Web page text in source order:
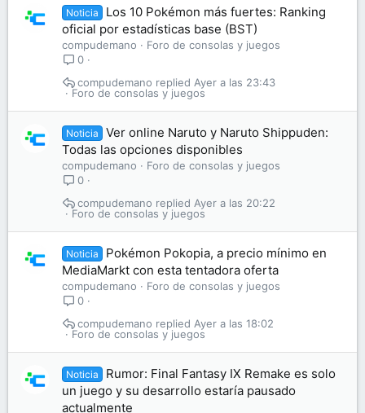
Noticia
Los 10 Pokémon más fuertes: Ranking
oficial por estadísticas base (BST)
compudemano
Foro de consolas y juegos
0
Foro de consolas y juegos
Ayer a las 23:43
compudemano
Noticia
Ver online Naruto y Naruto Shippuden:
Todas las opciones disponibles
compudemano
Foro de consolas y juegos
0
Foro de consolas y juegos
Ayer a las 20:22
compudemano
Noticia
Pokémon Pokopia, a precio mínimo en
MediaMarkt con esta tentadora oferta
compudemano
Foro de consolas y juegos
0
Foro de consolas y juegos
Ayer a las 18:02
compudemano
Noticia
Rumor: Final Fantasy IX Remake es solo
un juego y su desarrollo estaría pausado
actualmente